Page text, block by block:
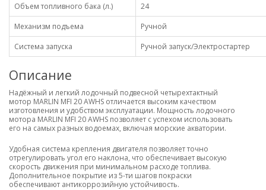
Объем топливного бака (л.)
24
Механизм подъема
Ручной
Система запуска
Ручной запуск/Электростартер
Описание
Надёжный и легкий лодочный подвесной четырехтактный
мотор MARLIN MFI 20 AWHS отличается высоким качеством
изготовления и удобством эксплуатации. Мощность лодочного
мотора MARLIN MFI 20 AWHS позволяет с успехом использовать
его на самых разных водоемах, включая морские акватории.
Удобная система крепления двигателя позволяет точно
отрегулировать угол его наклона, что обеспечивает высокую
скорость движения при минимальном расходе топлива.
Дополнительное покрытие из 5-ти шагов покраски
обеспечивают антикоррозийную устойчивость.